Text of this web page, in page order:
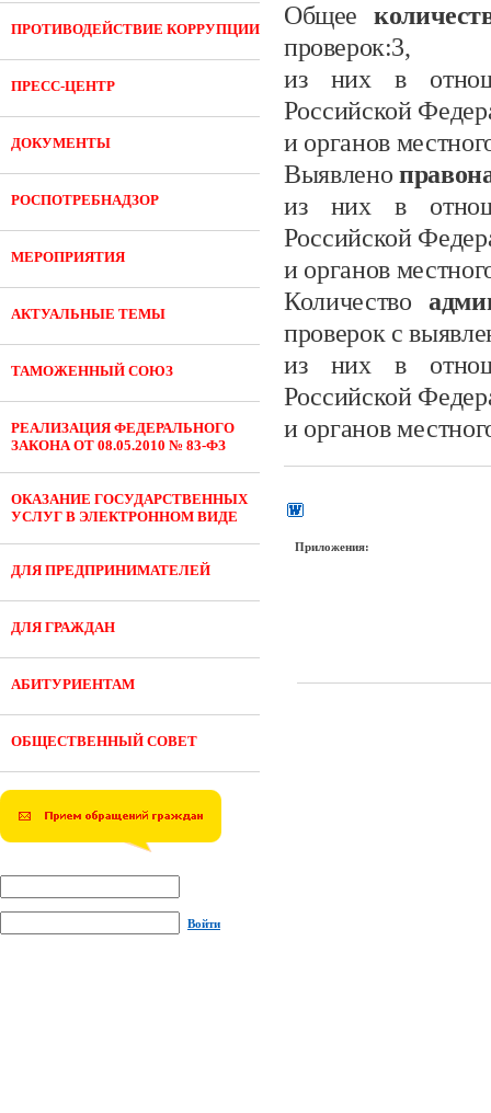
ПРОТИВОДЕЙСТВИЕ КОРРУПЦИИ
ПРЕСС-ЦЕНТР
ДОКУМЕНТЫ
РОСПОТРЕБНАДЗОР
МЕРОПРИЯТИЯ
АКТУАЛЬНЫЕ ТЕМЫ
ТАМОЖЕННЫЙ СОЮЗ
РЕАЛИЗАЦИЯ ФЕДЕРАЛЬНОГО
ЗАКОНА ОТ 08.05.2010 № 83-ФЗ
ОКАЗАНИЕ ГОСУДАРСТВЕННЫХ
УСЛУГ В ЭЛЕКТРОННОМ ВИДЕ
ДЛЯ ПРЕДПРИНИМАТЕЛЕЙ
ДЛЯ ГРАЖДАН
АБИТУРИЕНТАМ
ОБЩЕСТВЕННЫЙ СОВЕТ
Войти
Общее
проверок:3,
из них в
Российской
и органов
Выявлено
из них в
Российской
и органов
Количество
проверок с
из них в
Российской
и органов
Приложения: